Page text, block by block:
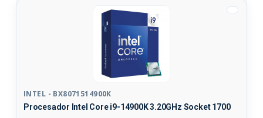
INTEL - BX8071514900K
Procesador Intel Core i9-14900K 3.20GHz Socket 1700